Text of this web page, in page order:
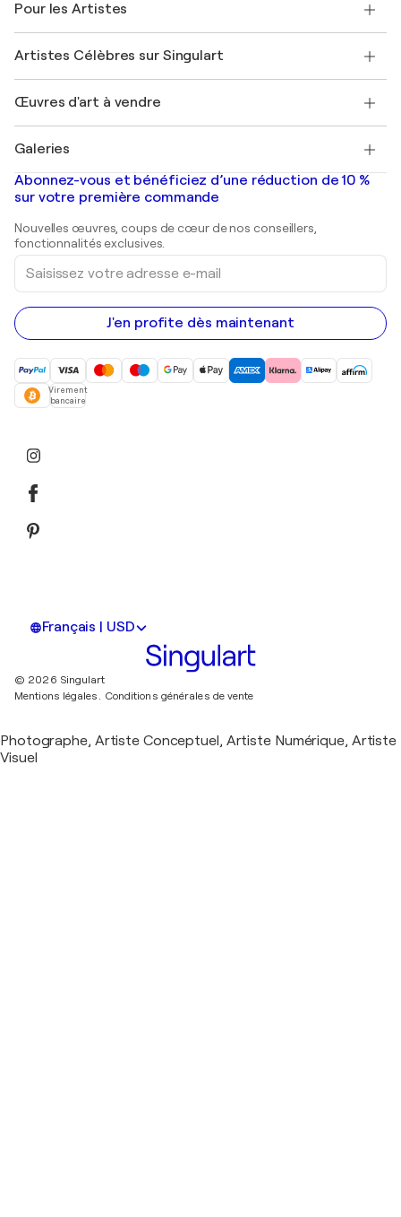
Offrir une carte cadeau
Rejoignez notre programme commercial
Mon compte
+33 1 76 44 06 42
FAQ
Magazine Singulart
Emplois
Découvrez une sélection d'art original
Pour les Artistes
Se connecter en tant qu'Artiste
Artistes Célèbres sur Singulart
Marc Chagall
Banksy
Mr. Brainwash
Shepard Fairey
Œuvres d'art à vendre
Tableaux abstraits à vendre
Peintures de paysage
Estampes
Peintures acryliques
Galeries
Galeries d'art en France
Galeries d'art en Belgique
Abonnez-vous et bénéficiez d’une réduction de 10 %
sur votre première commande
Nouvelles œuvres, coups de cœur de nos conseillers,
fonctionnalités exclusives.
Saisissez
votre
adresse
e-
mail
J'en profite dès maintenant
Virement
bancaire
Français | USD
© 2026 Singulart
Mentions légales. Conditions générales de vente
Photographe, Artiste Conceptuel, Artiste Numérique, Artiste
Visuel